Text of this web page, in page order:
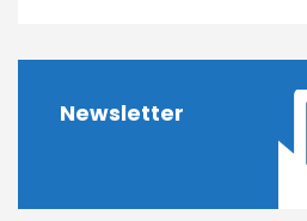
Newsletter